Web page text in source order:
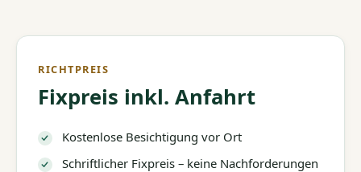
RICHTPREIS
Fixpreis inkl. Anfahrt
Kostenlose Besichtigung vor Ort
Schriftlicher Fixpreis – keine Nachforderungen